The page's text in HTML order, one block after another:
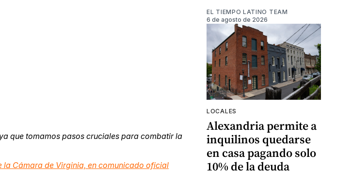
que tomamos pasos cruciales para combatir la
Cámara de Virginia, en comunicado oficial
EL TIEMPO LATINO TEAM
6 de agosto de 2026
LOCALES
Alexandria permite a
inquilinos quedarse
en casa pagando solo
10% de la deuda